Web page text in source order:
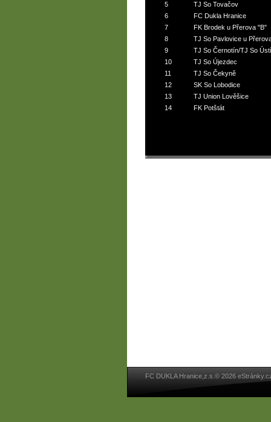
5
TJ So Tovačov
6
FC Dukla Hranice
7
FK Brodek u Přerova "B"
8
TJ So Pavlovice u
9
TJ So Černotín/TJ So Ústí
10
TJ So Újezdec
11
TJ So Čekyně
12
SK So Lobodice
13
TJ Union Lověšice
14
FK Potštát
FC DUKLA Hranice,z.s.© 2026